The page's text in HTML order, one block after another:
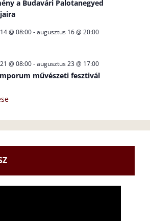
a Budavári Palotanegyed
@ 08:00-augusztus 16 @ 20:00
@ 08:00-augusztus 23 @ 17:00
művészeti fesztivál